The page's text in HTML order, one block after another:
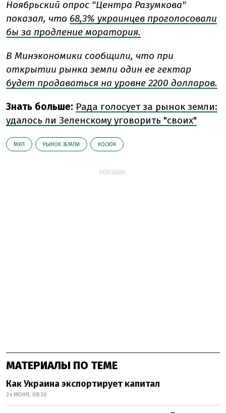
Ноябрьский опрос "Центра Разумкова"
показал, что 68,3% украинцев проголосовали
бы за продление моратория.
В Минэкономики сообщили, что при
открытии рынка земли один ее гектар
будет продаваться на уровне 2200 долларов.
Знать больше: Рада голосует за рынок земли:
удалось ли Зеленскому уговорить "своих"
МХП РЫНОК ЗЕМЛИ КОСЮК
РЕКЛАМА:
МАТЕРИАЛЫ ПО ТЕМЕ
Как Украина экспортирует капитал
24 ИЮНЯ, 08:30